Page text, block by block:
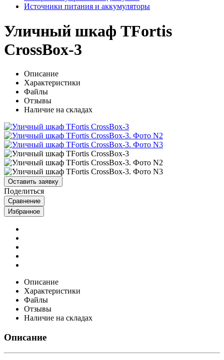
Источники питания и аккумуляторы
Уличный шкаф TFortis
CrossBox-3
Описание
Характеристики
Файлы
Отзывы
Наличие на складах
Оставить заявку
Поделиться
Сравнение
Избранное
Описание
Характеристики
Файлы
Отзывы
Наличие на складах
Описание